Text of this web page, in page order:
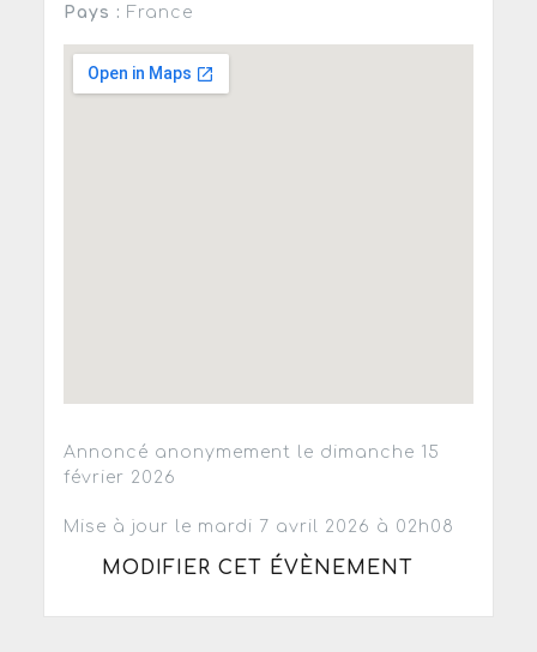
Pays : France
Annoncé anonymement le dimanche 15
février 2026
Mise à jour le mardi 7 avril 2026 à 02h08
MODIFIER CET ÉVÈNEMENT